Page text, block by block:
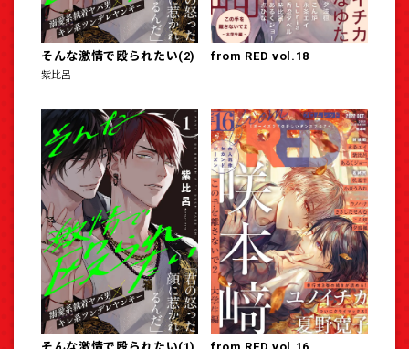
そんな激情で殴られたい(2)
紫比呂
from RED vol.18